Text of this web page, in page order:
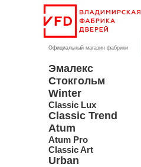
Официальный магазин фабрики
Эмалекс
Стокгольм
Winter
Classic Lux
Classic Trend
Atum
Atum Pro
Classic Art
Urban